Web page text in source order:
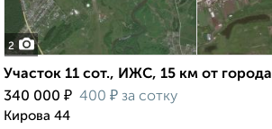
2
Участок 11 сот., ИЖС, 15 км от города
340 000 ₽ 400 ₽ за сотку
Кирова 44